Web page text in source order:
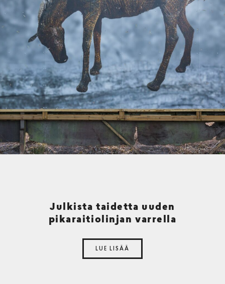
Julkista taidetta uuden
pikaraitiolinjan varrella
LUE LISÄÄ